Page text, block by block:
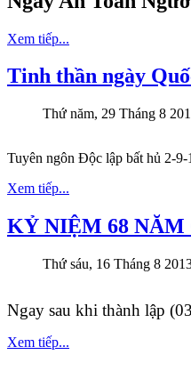
Xem tiếp...
Tinh thần ngày
Thứ năm, 29 Tháng 8
Tuyên ngôn Độc lập bất hủ 2-
Xem tiếp...
KỶ NIỆM 68 NĂM
Thứ sáu, 16 Tháng 8
Ngay sau khi thành lập
Xem tiếp...